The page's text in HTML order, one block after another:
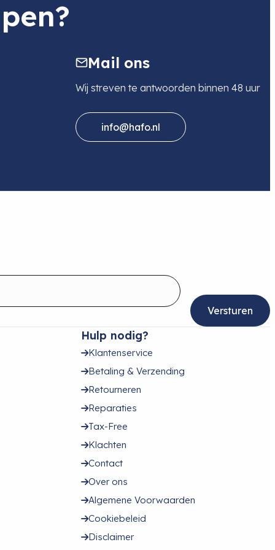
Mail ons
Wij streven te antwoorden binnen 48 uur
info@hafo.nl
Hulp nodig?
Klantenservice
Betaling & Verzending
Retourneren
Reparaties
Tax-Free
Klachten
Contact
Over ons
Algemene Voorwaarden
Cookiebeleid
Disclaimer